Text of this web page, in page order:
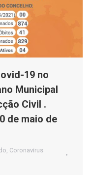
19 no
Municipal
Civil .
de maio de
Coronavirus